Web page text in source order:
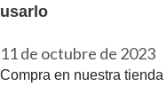
usarlo
11 de octubre de 2023
Compra en nuestra